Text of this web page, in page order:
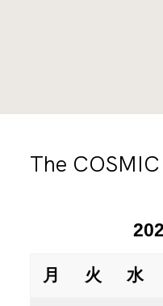
みください。
１０：００ー１２：０
※The COSMIC
ご利用料金に含まれ
・The COSMIC
時間
The
月 火 水